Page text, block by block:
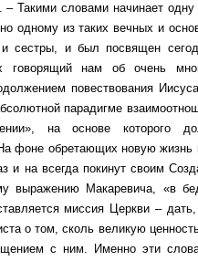
Такими словами начинает
одному из таких вечных и
сестры, и был посвящен
говорящий нам об очень
повествования
парадигме
на основе которого
фоне обретающих новую
и на всегда покинут своим
выражению Макаревича, «в
миссия Церкви –
о том, сколь великую
с ним. Именно эти